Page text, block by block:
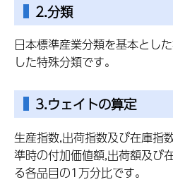
2.分類
日本標準産業分類を基本とし
した特殊分類です。
3.ウェイトの算定
生産指数,出荷指数及び在庫指
準時の付加価値額,出荷額及び
る各品目の1万分比です。